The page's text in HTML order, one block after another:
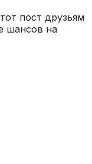
пост друзьям
шансов на